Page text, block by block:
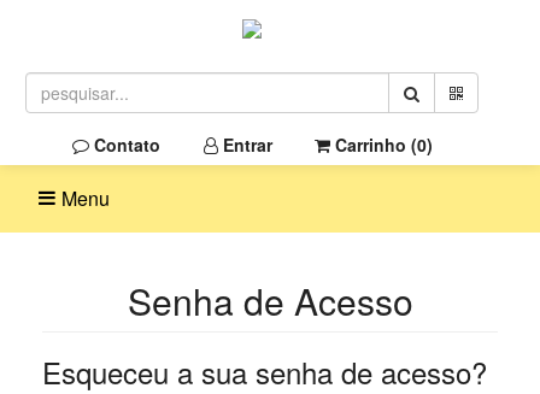
Contato Entrar Carrinho (0)
Menu
Senha de Acesso
Esqueceu a sua senha de acesso?